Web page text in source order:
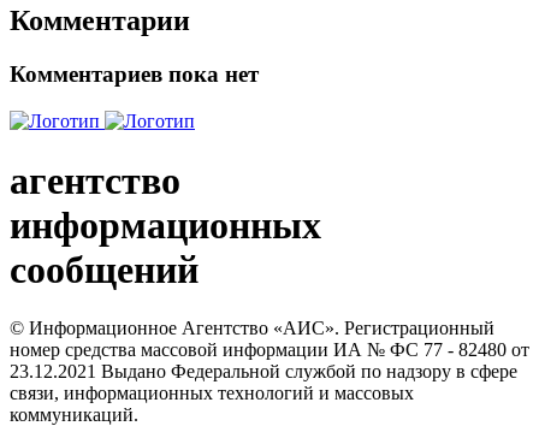
Комментарии
Комментариев пока нет
агентство
информационных
сообщений
© Информационное Агентство «АИС». Регистрационный
номер средства массовой информации ИА № ФС 77 - 82480 от
23.12.2021 Выдано Федеральной службой по надзору в сфере
связи, информационных технологий и массовых
коммуникаций.